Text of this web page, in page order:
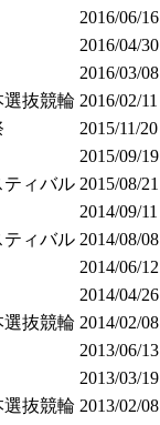
2016/06/16
2016/04/30
2016/03/08
選抜競輪 2016/02/11
2015/11/20
2015/09/19
ティバル 2015/08/21
2014/09/11
ティバル 2014/08/08
2014/06/12
2014/04/26
選抜競輪 2014/02/08
2013/06/13
2013/03/19
選抜競輪 2013/02/08